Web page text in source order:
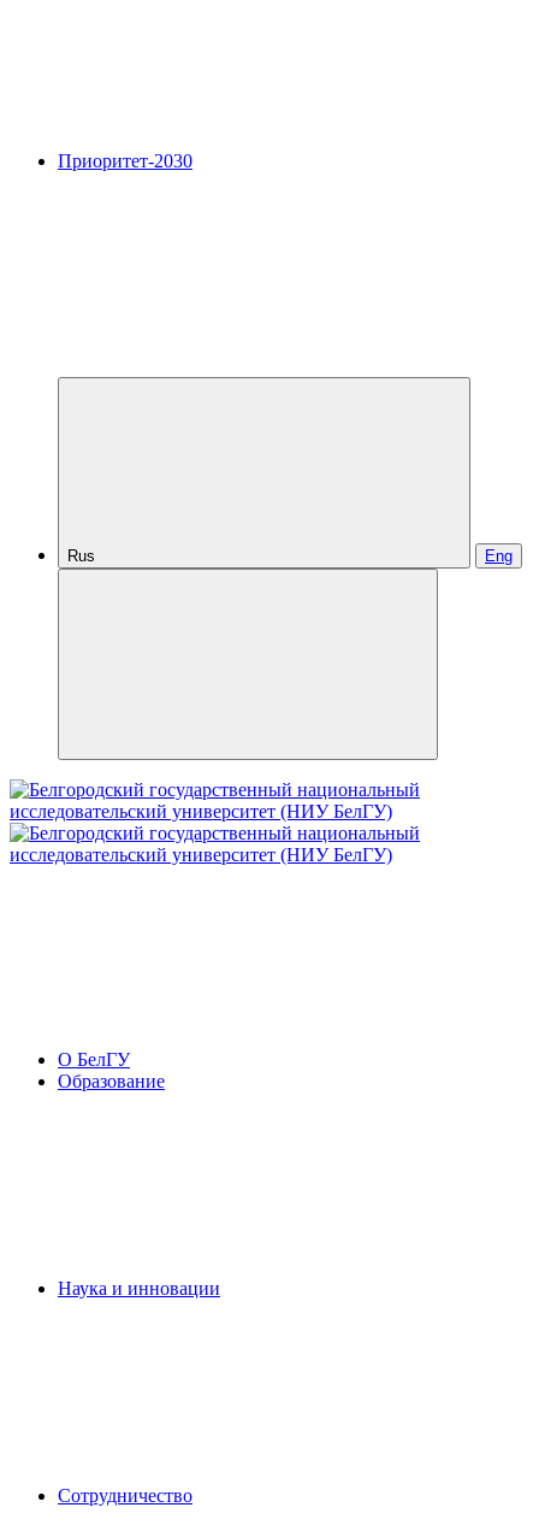
Приоритет-2030
Rus Eng
О БелГУ
Образование
Наука и инновации
Сотрудничество